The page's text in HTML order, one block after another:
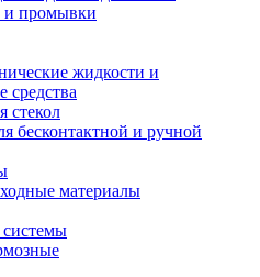
и промывки
жидкости и
средства
стекол
бесконтактной и ручной
материалы